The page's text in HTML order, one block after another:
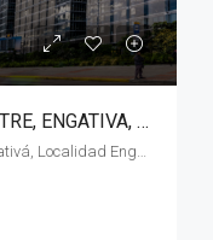
OFICINA EN VENTA EN EL SALITRE, ENGATIVA, BOGOTÁ, D.C
Avenida Calle 26, UPZs Localidad Engativá, Localidad Engativá, Bogotá, Bogotá, Distrito Capital, RAP (Especial) Central, 111071, Colombia